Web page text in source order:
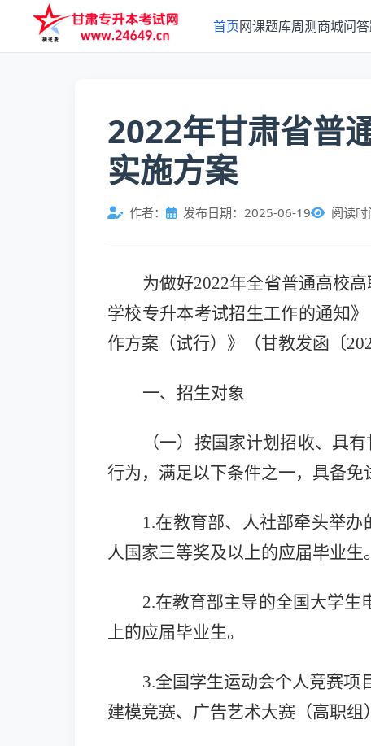
首页网课题库周测商城问答
2022年甘肃省普
实施方案
作者： 发布日期：2025-06-19 阅读
为做好2022年全省普通高校
学校专升本考试招生工作的通知
作方案（试行）》（甘教发函 〔
一、招生对象
（一）按国家计划招收、具
行为，满足以下条件之一，具备免
1.在教育部、人社部牵头举
人国家三等奖及以上的应届毕业生。
2.在教育部主导的全国大学生
上的应届毕业生。
3.全国学生运动会个人竞赛项
建模竞赛、广告艺术大赛（高职组